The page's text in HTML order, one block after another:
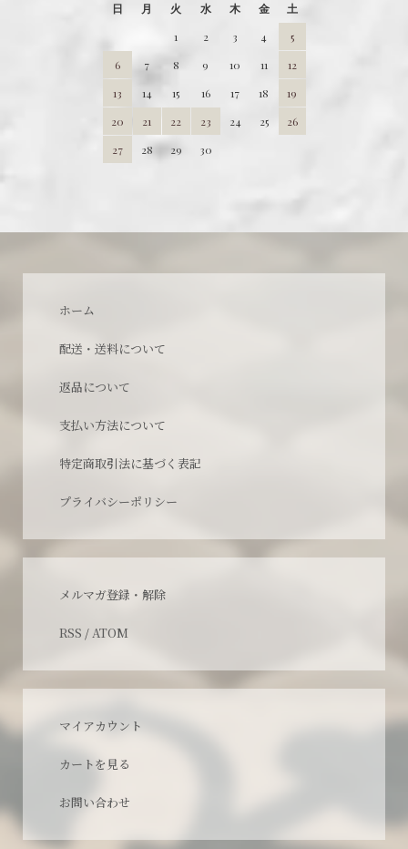
日 月 火 水 木 金
土
1
2 3 4
5
6
7 8 9 10 11
12
13
14 15 16 17 18
19
20
21 22 23 24 25
26
27
28 29 30
ホーム
配送・送料について
返品について
支払い方法について
特定商取引法に基づく表記
プライバシーポリシー
メルマガ登録・解除
RSS /ATOM
マイアカウント
カートを見る
お問い合わせ